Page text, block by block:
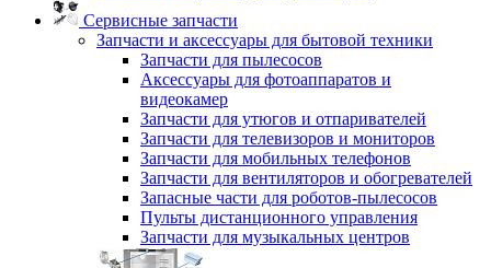
Сервисные запчасти
Запчасти и аксессуары для бытовой техники
Запчасти для пылесосов
Аксессуары для фотоаппаратов и
видеокамер
Запчасти для утюгов и отпаривателей
Запчасти для телевизоров и мониторов
Запчасти для мобильных телефонов
Запчасти для вентиляторов и обогревателей
Запасные части для роботов-пылесосов
Пульты дистанционного управления
Запчасти для музыкальных центров